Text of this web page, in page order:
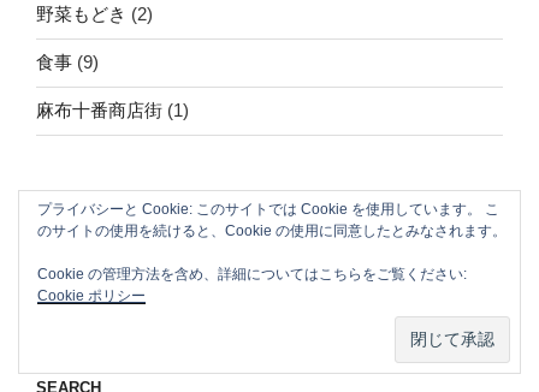
野菜もどき (2)
食事 (9)
麻布十番商店街 (1)
ABOUT THIS WEBSITE
Nomad/Craft beer/beef/iPhone It is a good
thing to have various interests
SEARCH
プライバシーと Cookie: このサイトでは Cookie を使用しています。 こ
のサイトの使用を続けると、Cookie の使用に同意したとみなされます。
Cookie の管理方法を含め、詳細についてはこちらをご覧ください:
Cookie ポリシー